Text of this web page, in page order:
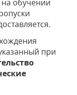
на обучении
при